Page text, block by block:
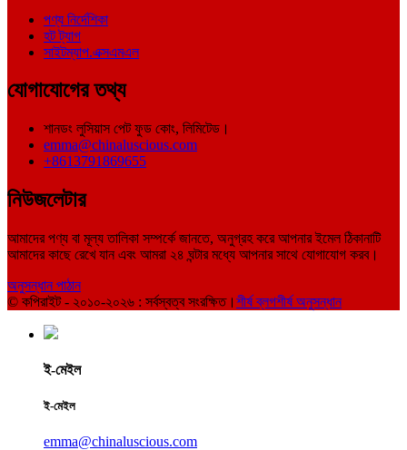
পণ্য নির্দেশিকা
হট ট্যাগ
সাইটম্যাপ.এক্সএমএল
যোগাযোগের তথ্য
শানডং লুসিয়াস পেট ফুড কোং, লিমিটেড।
emma@chinaluscious.com
+8613791869655
নিউজলেটার
আমাদের পণ্য বা মূল্য তালিকা সম্পর্কে জানতে, অনুগ্রহ করে আপনার ইমেল ঠিকানাটি
আমাদের কাছে রেখে যান এবং আমরা ২৪ ঘন্টার মধ্যে আপনার সাথে যোগাযোগ করব।
অনুসন্ধান পাঠান
© কপিরাইট - ২০১০-২০২৬ : সর্বস্বত্ব সংরক্ষিত। শীর্ষ ব্লগশীর্ষ অনুসন্ধান
ই-মেইল
ই-মেইল
emma@chinaluscious.com